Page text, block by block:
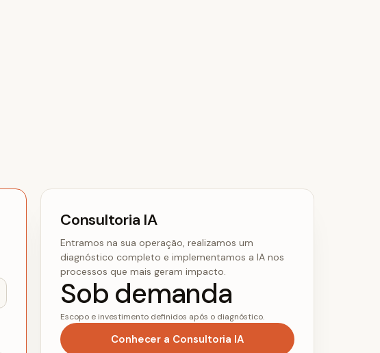
Consultoria IA
Entramos na sua operação, realizamos um
diagnóstico completo e implementamos a IA nos
processos que mais geram impacto.
Sob demanda
Escopo e investimento definidos após o diagnóstico.
Conhecer a Consultoria IA